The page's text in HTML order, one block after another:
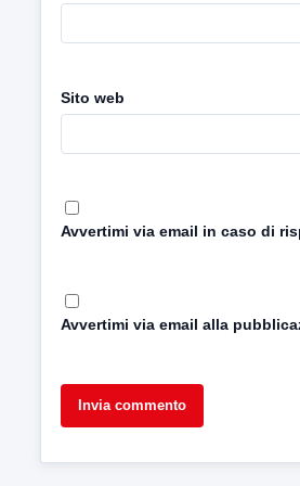
Sito web
Avvertimi via email in caso di
Avvertimi via email alla